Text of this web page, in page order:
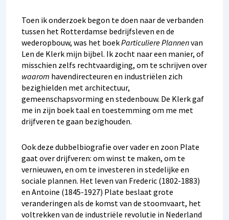
Toen ik onderzoek begon te doen naar de verbanden
tussen het Rotterdamse bedrijfsleven en de
wederopbouw, was het boekParticuliere Plannenvan
Len de Klerk mijn bijbel. Ik zocht naar een manier, of
misschien zelfs rechtvaardiging, om te schrijven over
waarom havendirecteuren en industriëlen zich
bezighielden met architectuur,
gemeenschapsvorming en stedenbouw. De Klerk gaf
me in zijn boek taal en toestemming om me met
drijfveren te gaan bezighouden.
Ook deze dubbelbiografie over vader en zoon Plate
gaat over drijfveren: om winst te maken, om te
vernieuwen, en om te investeren in stedelijke en
sociale plannen. Het leven van Frederic (1802-1883)
en Antoine (1845-1927) Plate beslaat grote
veranderingen als de komst van de stoomvaart, het
voltrekken van de industriële revolutie in Nederland